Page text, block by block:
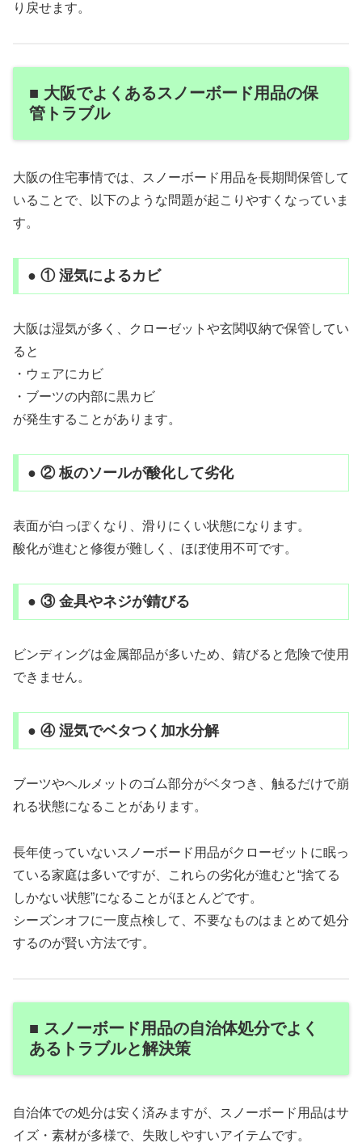
り戻せます。
■ 大阪でよくあるスノーボード用品の保
管トラブル
大阪の住宅事情では、スノーボード用品を長期間保管して
いることで、以下のような問題が起こりやすくなっていま
す。
● ① 湿気によるカビ
大阪は湿気が多く、クローゼットや玄関収納で保管してい
ると
・ウェアにカビ
・ブーツの内部に黒カビ
が発生することがあります。
● ② 板のソールが酸化して劣化
表面が白っぽくなり、滑りにくい状態になります。
酸化が進むと修復が難しく、ほぼ使用不可です。
● ③ 金具やネジが錆びる
ビンディングは金属部品が多いため、錆びると危険で使用
できません。
● ④ 湿気でベタつく加水分解
ブーツやヘルメットのゴム部分がベタつき、触るだけで崩
れる状態になることがあります。
長年使っていないスノーボード用品がクローゼットに眠っ
ている家庭は多いですが、これらの劣化が進むと“捨てる
しかない状態”になることがほとんどです。
シーズンオフに一度点検して、不要なものはまとめて処分
するのが賢い方法です。
■ スノーボード用品の自治体処分でよく
あるトラブルと解決策
自治体での処分は安く済みますが、スノーボード用品はサ
イズ・素材が多様で、失敗しやすいアイテムです。